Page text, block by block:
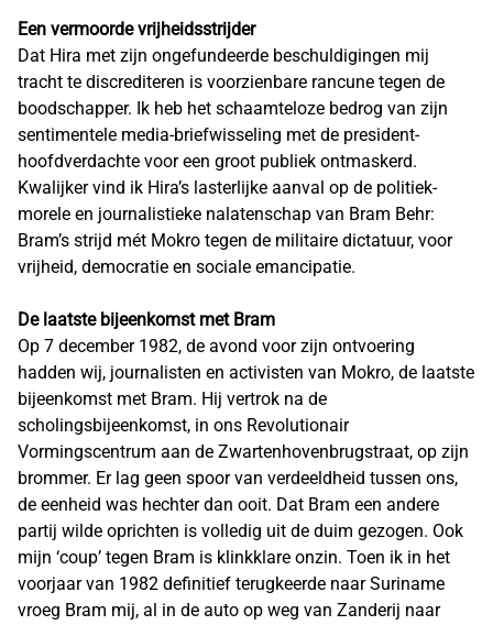
Een vermoorde vrijheidsstrijder
Dat Hira met zijn ongefundeerde beschuldigingen mij
tracht te discrediteren is voorzienbare rancune tegen de
boodschapper. Ik heb het schaamteloze bedrog van zijn
sentimentele media-briefwisseling met de president-
hoofdverdachte voor een groot publiek ontmaskerd.
Kwalijker vind ik Hira’s lasterlijke aanval op de politiek-
morele en journalistieke nalatenschap van Bram Behr:
Bram’s strijd mét Mokro tegen de militaire dictatuur, voor
vrijheid, democratie en sociale emancipatie.
De laatste bijeenkomst met Bram
Op 7 december 1982, de avond voor zijn ontvoering
hadden wij, journalisten en activisten van Mokro, de laatste
bijeenkomst met Bram. Hij vertrok na de
scholingsbijeenkomst, in ons Revolutionair
Vormingscentrum aan de Zwartenhovenbrugstraat, op zijn
brommer. Er lag geen spoor van verdeeldheid tussen ons,
de eenheid was hechter dan ooit. Dat Bram een andere
partij wilde oprichten is volledig uit de duim gezogen. Ook
mijn ‘coup’ tegen Bram is klinkklare onzin. Toen ik in het
voorjaar van 1982 definitief terugkeerde naar Suriname
vroeg Bram mij, al in de auto op weg van Zanderij naar